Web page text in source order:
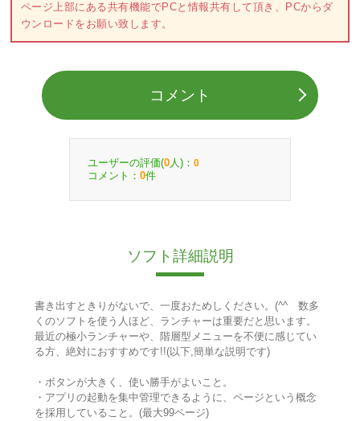
ページ上部にある共有機能でPCと情報共有して頂き、PCからダ
ウンロードをお願い致します。
コメント
ユーザーの評価(0 人)： 0
コメント： 0件
ソフト詳細説明
書き出すときりがないで、一度おためしください。(^^ゞ数多
くのソフトを使う人ほど、ランチャーは重要だと思います。
最近の極小ランチャーや、階層型メニューを不便に感じてい
る方、絶対におすすめです!!(以下,簡単な説明です)
・ボタンが大きく、使い勝手がよいこと。
・アプリの起動を集中管理できるように、ページという概念
を採用していること。(最大99ページ)